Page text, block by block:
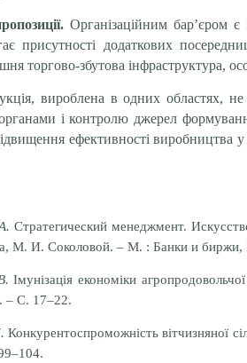
Організаційним бар’єром є
присутності додаткових
торгово-збутова інфраструктура,
вироблена в одних областях,
і контролю джерел
ефективності виробництва
Стратегический менеджмент.
М. И. Соколовой. – М. : Банки и
Імунізація економіки
– С. 17–22.
Конкурентоспроможність вітчизняної